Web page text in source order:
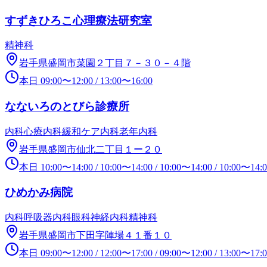
すずきひろこ心理療法研究室
精神科
岩手県盛岡市菜園２丁目７－３０－４階
本日 09:00〜12:00 / 13:00〜16:00
なないろのとびら診療所
内科心療内科緩和ケア内科老年内科
岩手県盛岡市仙北二丁目１ー２０
本日 10:00〜14:00 / 10:00〜14:00 / 10:00〜14:00 / 10:00〜
ひめかみ病院
内科呼吸器内科眼科神経内科精神科
岩手県盛岡市下田字陣場４１番１０
本日 09:00〜12:00 / 12:00〜17:00 /09:00〜12:00 / 13:00〜